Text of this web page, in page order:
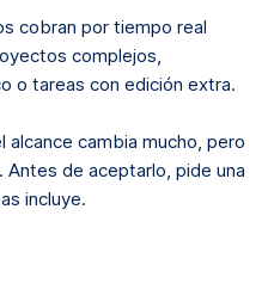
cobran por tiempo real
complejos,
o tareas con edición extra.
cambia mucho, pero
de aceptarlo, pide una
incluye.